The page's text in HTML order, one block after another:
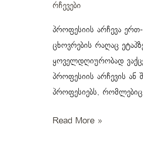
რჩევები
პროფესიის არჩევა
ცხოვრების რაღაც
ყოველდღიურობად
პროფესიის არჩევის ან
პროფესიებს,
Read More »